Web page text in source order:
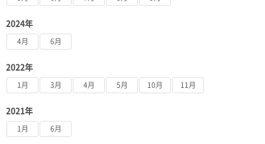
2024年
4月 6月
2022年
1月 3月 4月 5月 10月 11月
2021年
1月 6月